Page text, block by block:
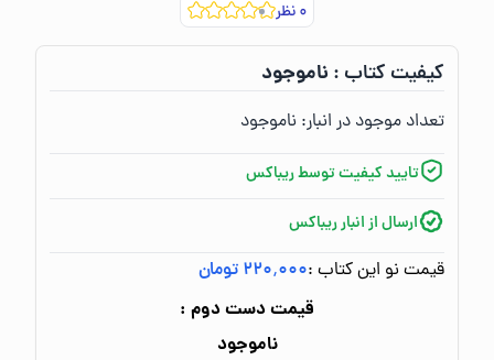
۰نظر
کیفیت کتاب :‌ ناموجود
تعداد موجود در انبار:‌ ناموجود
تایید کیفیت توسط ریباکس
ارسال از انبار ریباکس
قیمت نو این کتاب :۲۲۰٬۰۰۰ تومان
قیمت دست دوم :
ناموجود